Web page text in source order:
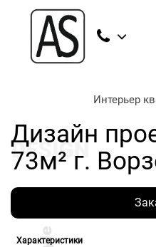
Интерьер
Дизайн
73м² г.
Характеристики